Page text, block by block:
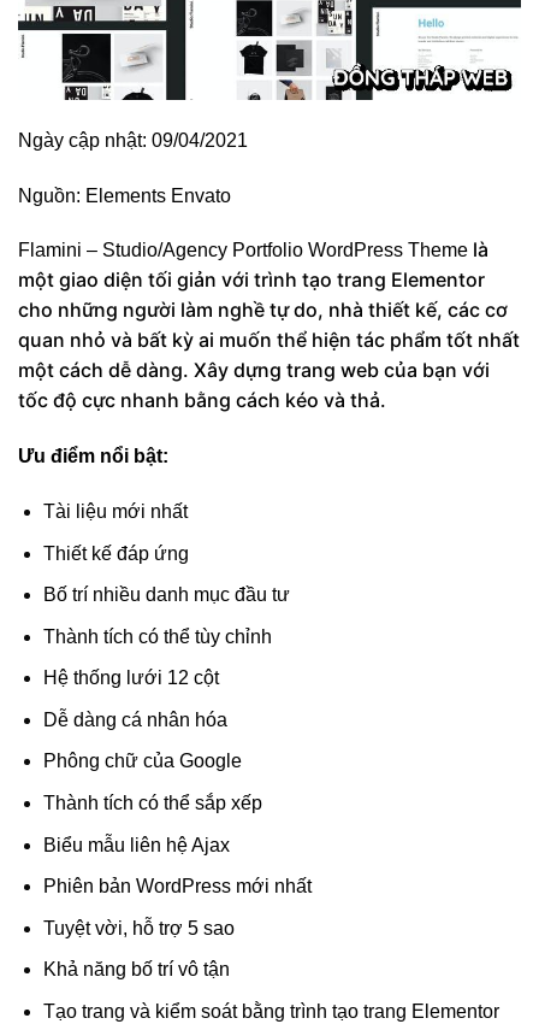
Ngày cập nhật: 09/04/2021
Nguồn: Elements Envato
Flamini – Studio/Agency Portfolio WordPress Theme là
một giao diện tối giản với trình tạo trang Elementor
cho những người làm nghề tự do, nhà thiết kế, các cơ
quan nhỏ và bất kỳ ai muốn thể hiện tác phẩm tốt nhất
một cách dễ dàng. Xây dựng trang web của bạn với
tốc độ cực nhanh bằng cách kéo và thả.
Ưu điểm nổi bật:
Tài liệu mới nhất
Thiết kế đáp ứng
Bố trí nhiều danh mục đầu tư
Thành tích có thể tùy chỉnh
Hệ thống lưới 12 cột
Dễ dàng cá nhân hóa
Phông chữ của Google
Thành tích có thể sắp xếp
Biểu mẫu liên hệ Ajax
Phiên bản WordPress mới nhất
Tuyệt vời, hỗ trợ 5 sao
Khả năng bố trí vô tận
Tạo trang và kiểm soát bằng trình tạo trang Elementor